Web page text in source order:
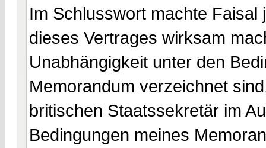
Im Schlusswort machte
dieses Vertrages wirksam
Unabhängigkeit unter den
Memorandum verzeichnet
britischen Staatssekretär im
Bedingungen meines